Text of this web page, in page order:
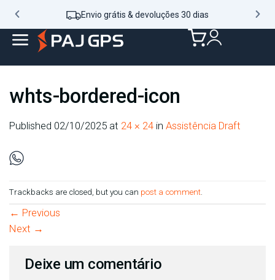
Envio grátis & devoluções 30 dias
whts-bordered-icon
Published 02/10/2025 at 24 × 24 in Assistência Draft
Trackbacks are closed, but you can post a comment
← Previous
Next →
Deixe um comentário